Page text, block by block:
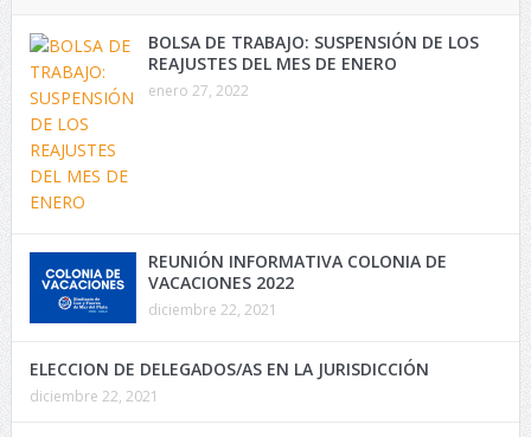
BOLSA DE TRABAJO: SUSPENSIÓN DE LOS
REAJUSTES DEL MES DE ENERO
enero 27, 2022
REUNIÓN INFORMATIVA COLONIA DE
VACACIONES 2022
diciembre 22, 2021
ELECCION DE DELEGADOS/AS EN LA JURISDICCIÓN
diciembre 22, 2021